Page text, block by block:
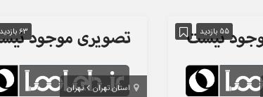
55 بازدید 63 بازدید
استان تهران تهران